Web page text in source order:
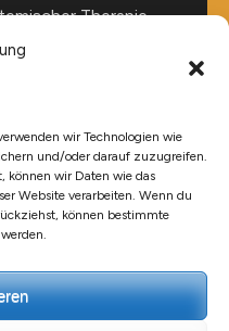
wir Technologien wie
und/oder darauf zuzugreifen.
können wir Daten wie das
Website verarbeiten. Wenn du
können bestimmte
Therapie
der Lösung Ihrer
sowie der
Gesundheit und